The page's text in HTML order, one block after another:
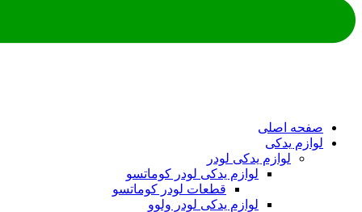
اصلی
یدکی
لوازم یدکی لودر
لوازم یدکی لودر کوماتسو
قطعات لودر کوماتسو
لوازم یدکی لودر ولوو